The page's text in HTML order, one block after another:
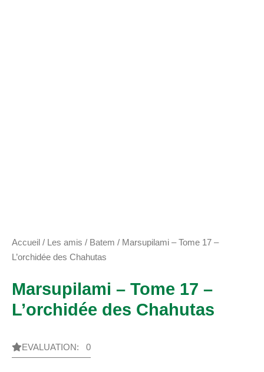
Accueil / Les amis / Batem / Marsupilami – Tome 17 –
L’orchidée des Chahutas
Marsupilami – Tome 17 –
L’orchidée des Chahutas
EVALUATION: 0